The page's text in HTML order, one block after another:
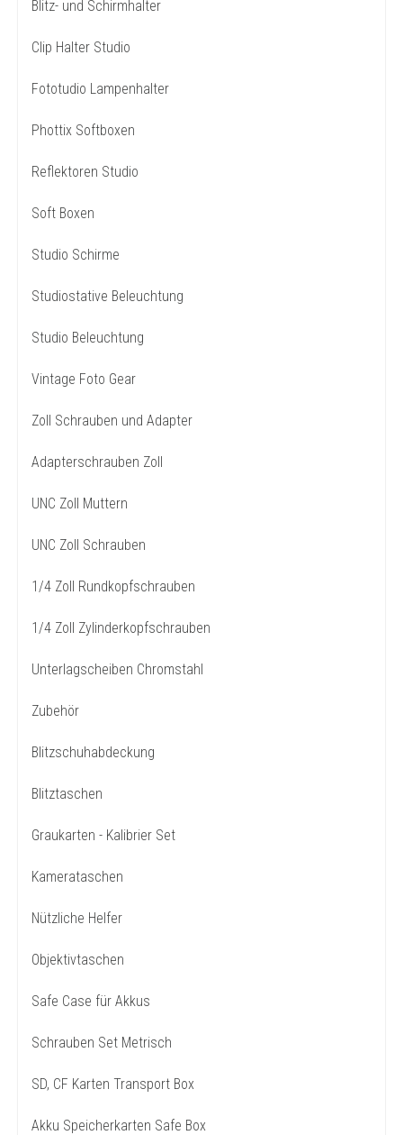
Blitz- und Schirmhalter
Clip Halter Studio
Fototudio Lampenhalter
Phottix Softboxen
Reflektoren Studio
Soft Boxen
Studio Schirme
Studiostative Beleuchtung
Studio Beleuchtung
Vintage Foto Gear
Zoll Schrauben und Adapter
Adapterschrauben Zoll
UNC Zoll Muttern
UNC Zoll Schrauben
1/4 Zoll Rundkopfschrauben
1/4 Zoll Zylinderkopfschrauben
Unterlagscheiben Chromstahl
Zubehör
Blitzschuhabdeckung
Blitztaschen
Graukarten - Kalibrier Set
Kamerataschen
Nützliche Helfer
Objektivtaschen
Safe Case für Akkus
Schrauben Set Metrisch
SD, CF Karten Transport Box
Akku Speicherkarten Safe Box